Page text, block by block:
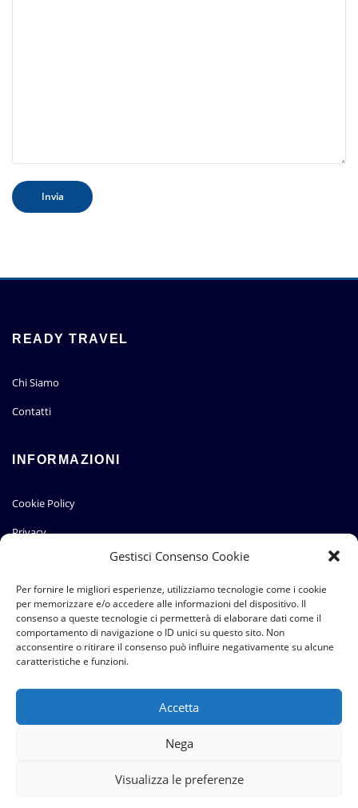
Gestisci Consenso Cookie
Per fornire le migliori esperienze, utilizziamo tecnologie come i cookie
per memorizzare e/o accedere alle informazioni del dispositivo. Il
consenso a queste tecnologie ci permetterà di elaborare dati come il
comportamento di navigazione o ID unici su questo sito. Non
acconsentire o ritirare il consenso può influire negativamente su alcune
caratteristiche e funzioni.
Accetta
Nega
Visualizza le preferenze
READY TRAVEL
Chi Siamo
Contatti
INFORMAZIONI
Cookie Policy
Privacy
Il Portale
Il Progetto